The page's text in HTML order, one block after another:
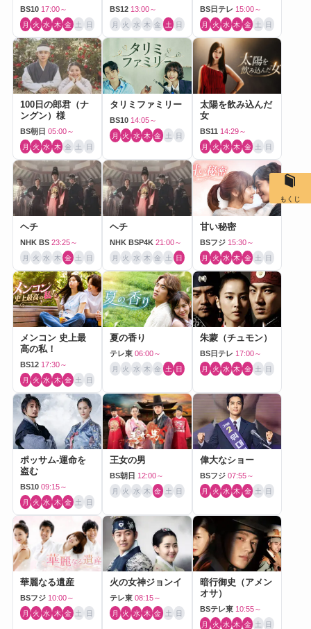
BS10 17:00～
月 火 水 木 金 土 日
BS12 13:00～
月 火 水 木 金 土 日
BS日テレ 15:00～
月 火 水 木 金 土 日
100日の郎君（ナ
ングン）様
BS朝日 05:00～
月 火 水 木 金 土 日
タリミファミリー
BS10 14:05～
月 火 水 木 金 土 日
太陽を飲み込んだ
女
BS11 14:29～
月 火 水 木 金 土 日
ヘチ
NHK BS 23:25～
月 火 水 木 金 土 日
ヘチ
NHK BSP4K 21:00～
月 火 水 木 金 土 日
甘い秘密
BSフジ 15:30～
月 火 水 木 金 土 日
メンコン 史上最
高の私！
BS12 17:30～
月 火 水 木 金 土 日
夏の香り
テレ東 06:00～
月 火 水 木 金 土 日
朱蒙（チュモン）
BS日テレ 17:00～
月 火 水 木 金 土 日
ポッサム-運命を
盗む
BS10 09:15～
月 火 水 木 金 土 日
王女の男
BS朝日 12:00～
月 火 水 木 金 土 日
偉大なショー
BSフジ 07:55～
月 火 水 木 金 土 日
華麗なる遺産
BSフジ 10:00～
月 火 水 木 金 土 日
火の女神ジョンイ
テレ東 08:15～
月 火 水 木 金 土 日
暗行御史（アメン
オサ）
BSテレ東 10:55～
月 火 水 木 金 土 日
もくじ